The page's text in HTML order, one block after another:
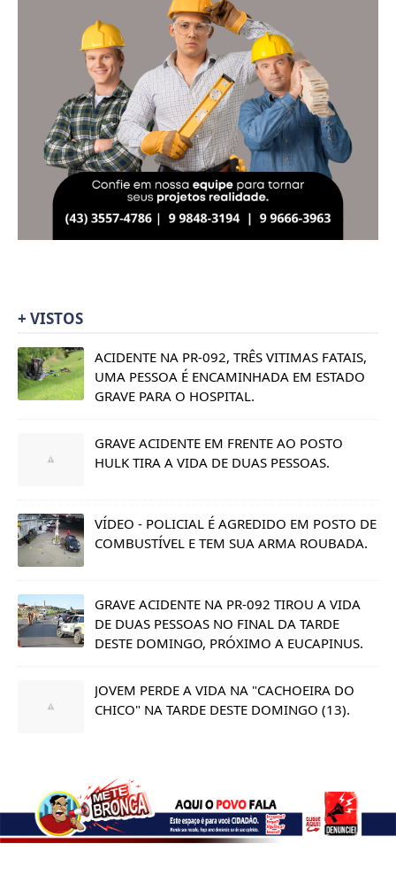
+ VISTOS
ACIDENTE NA PR-092, TRÊS VITIMAS FATAIS,
UMA PESSOA É ENCAMINHADA EM ESTADO
GRAVE PARA O HOSPITAL.
GRAVE ACIDENTE EM FRENTE AO POSTO
HULK TIRA A VIDA DE DUAS PESSOAS.
VÍDEO - POLICIAL É AGREDIDO EM POSTO DE
COMBUSTÍVEL E TEM SUA ARMA ROUBADA.
GRAVE ACIDENTE NA PR-092 TIROU A VIDA
DE DUAS PESSOAS NO FINAL DA TARDE
DESTE DOMINGO, PRÓXIMO A EUCAPINUS.
JOVEM PERDE A VIDA NA "CACHOEIRA DO
CHICO" NA TARDE DESTE DOMINGO (13).